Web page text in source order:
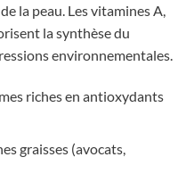
la peau. Les vitamines A,
la synthèse du
environnementales.
riches en antioxydants
graisses (avocats,